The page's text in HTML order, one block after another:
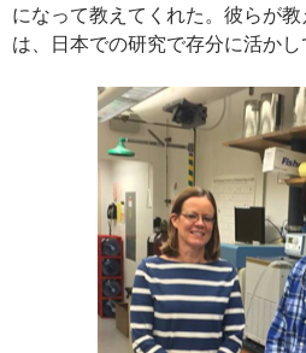
になって教えてくれた。彼らが
は、日本での研究で存分に活かし